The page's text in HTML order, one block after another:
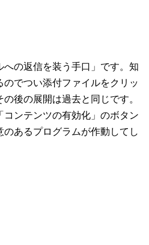
の返信を装う手口」です。知
のでつい添付ファイルをクリッ
後の展開は過去と同じです。
コンテンツの有効化」のボタン
のあるプログラムが作動してし